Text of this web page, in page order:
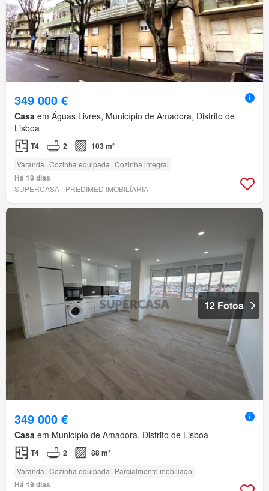
349 000 €
Casa em Águas Livres, Município de Amadora, Distrito de
Lisboa
T4 2 103 m²
Varanda Cozinha equipada Cozinha integral
Há 18 dias
SUPERCASA - PREDIMED IMOBILÍARIA
12 Fotos
349 000 €
Casa em Município de Amadora, Distrito de Lisboa
T4 2 88 m²
Varanda Cozinha equipada Parcialmente mobiliado
Há 19 dias